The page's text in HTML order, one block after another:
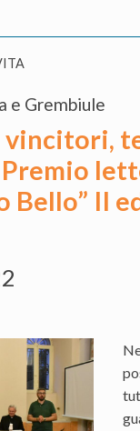
e Grembiule
Bello” II